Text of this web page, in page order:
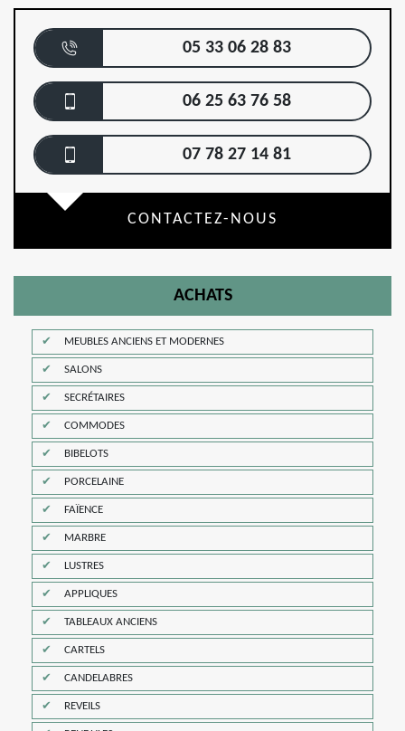
05 33 06 28 83
06 25 63 76 58
07 78 27 14 81
CONTACTEZ-NOUS
ACHATS
MEUBLES ANCIENS ET MODERNES
SALONS
SECRÉTAIRES
COMMODES
BIBELOTS
PORCELAINE
FAÏENCE
MARBRE
LUSTRES
APPLIQUES
TABLEAUX ANCIENS
CARTELS
CANDELABRES
REVEILS